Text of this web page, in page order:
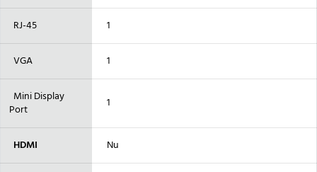
RJ-45 1
VGA 1
Mini Display
Port
1
HDMI Nu